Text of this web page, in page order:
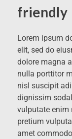
friendly
Lorem ipsum
elit, sed do
dolore magna
nulla porttitor
nisl suscipit
dignissim
vulputate enim
pretium
amet